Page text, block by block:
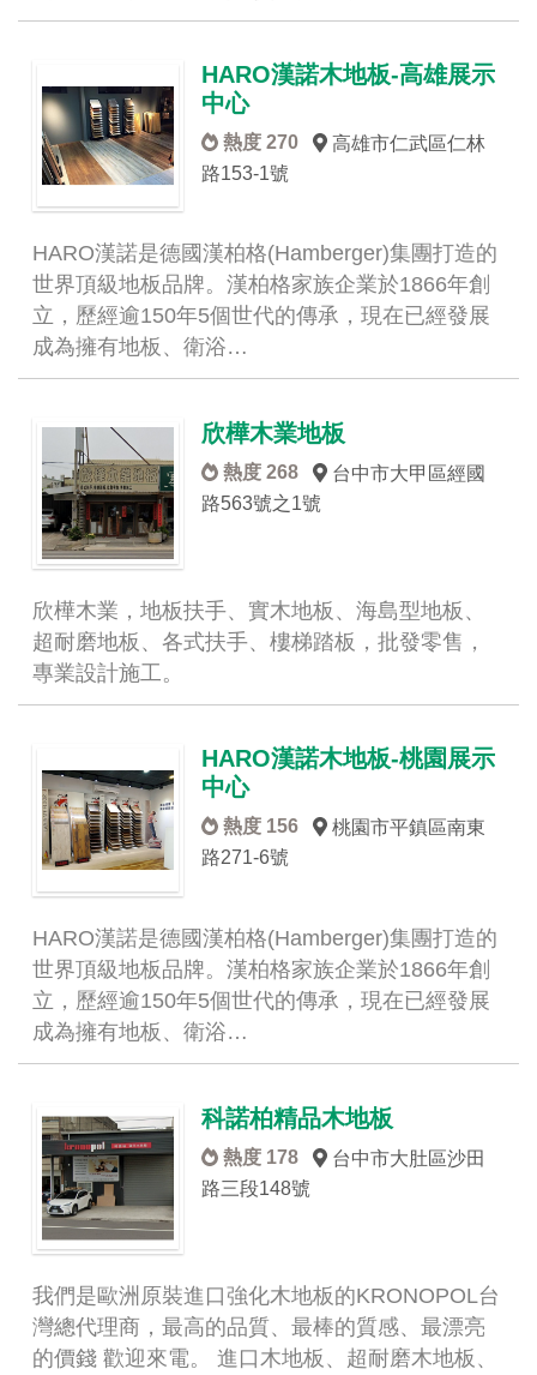
HARO漢諾木地板-高雄展示
中心
熱度 270
高雄市仁武區仁林
路153-1號
HARO漢諾是德國漢柏格(Hamberger)集團打造的
世界頂級地板品牌。漢柏格家族企業於1866年創
立，歷經逾150年5個世代的傳承，現在已經發展
成為擁有地板、衛浴…
欣樺木業地板
熱度 268
台中市大甲區經國
路563號之1號
欣樺木業，地板扶手、實木地板、海島型地板、
超耐磨地板、各式扶手、樓梯踏板，批發零售，
專業設計施工。
HARO漢諾木地板-桃園展示
中心
熱度 156
桃園市平鎮區南東
路271-6號
HARO漢諾是德國漢柏格(Hamberger)集團打造的
世界頂級地板品牌。漢柏格家族企業於1866年創
立，歷經逾150年5個世代的傳承，現在已經發展
成為擁有地板、衛浴…
科諾柏精品木地板
熱度 178
台中市大肚區沙田
路三段148號
我們是歐洲原裝進口強化木地板的KRONOPOL台
灣總代理商，最高的品質、最棒的質感、最漂亮
的價錢 歡迎來電。 進口木地板、超耐磨木地板、